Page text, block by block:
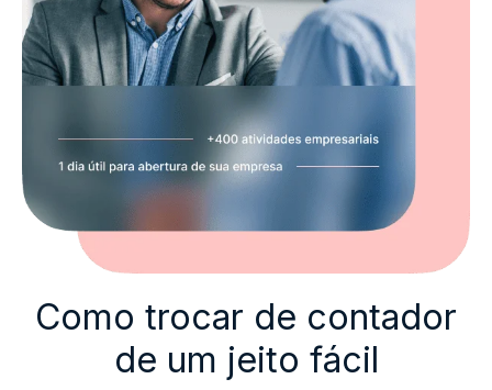
Como trocar de contador
de um jeito fácil